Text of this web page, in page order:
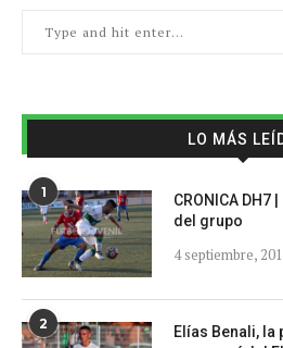
LO MÁS
1
CRONICA
del grupo
4 septiembre,
2
Elías Benali,